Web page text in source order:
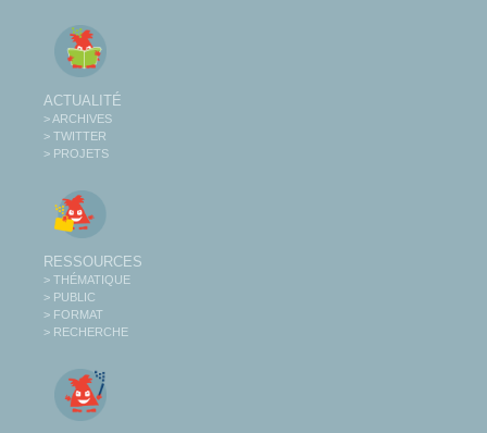
ACTUALITÉ
> ARCHIVES
> TWITTER
> PROJETS
RESSOURCES
> THÉMATIQUE
> PUBLIC
> FORMAT
> RECHERCHE